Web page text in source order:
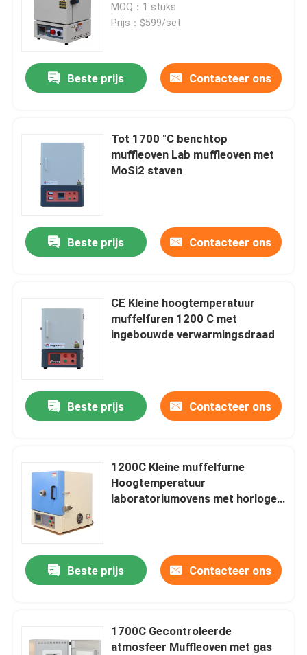
MOQ：1 stuks
Prijs：$599/set
Beste prijs Contacteer ons
Tot 1700 °C benchtop
muffleoven Lab muffleoven met
MoSi2 staven
Beste prijs Contacteer ons
CE Kleine hoogtemperatuur
muffelfuren 1200 C met
ingebouwde verwarmingsdraad
Beste prijs Contacteer ons
1200C Kleine muffelfurne
Hoogtemperatuur
laboratoriumovens met horloge
Beste prijs Contacteer ons
1700C Gecontroleerde
atmosfeer Muffleoven met gas